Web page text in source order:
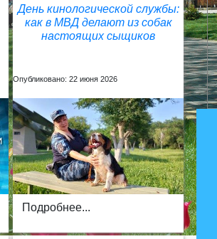
День кинологической службы:
как в МВД делают из собак
настоящих сыщиков
Опубликовано: 22 июня 2026
Подробнее...